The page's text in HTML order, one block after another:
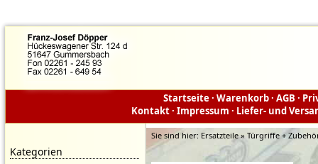
Startseite· Warenkorb· AGB ·
Kontakt· Impressum · Liefer- und
Kategorien
Sie sind hier: Ersatzteile » Türgriffe +